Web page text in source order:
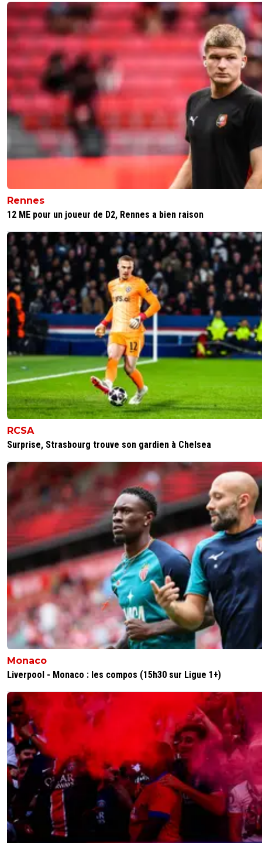
Rennes
12 ME pour un joueur de D2, Rennes a bien raison
RCSA
Surprise, Strasbourg trouve son gardien à Chelsea
Monaco
Liverpool - Monaco : les compos (15h30 sur Ligue 1+)